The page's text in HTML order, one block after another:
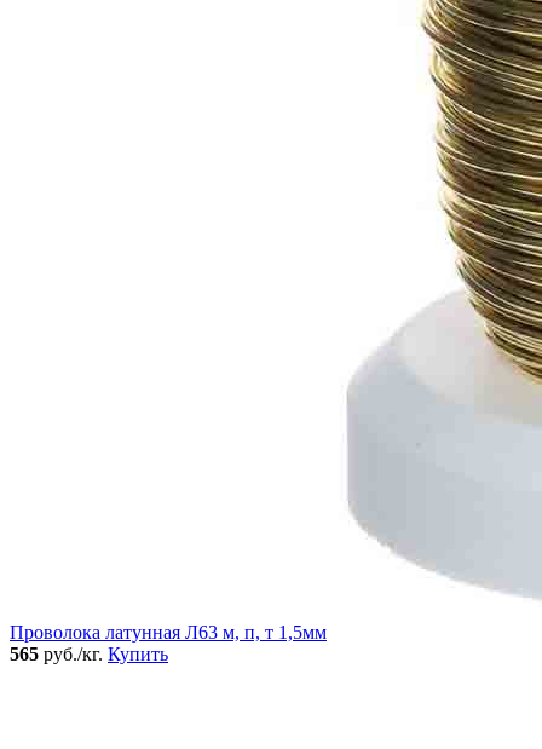
Проволока латунная Л63 м, п, т 1,5мм
565 руб./кг. Купить